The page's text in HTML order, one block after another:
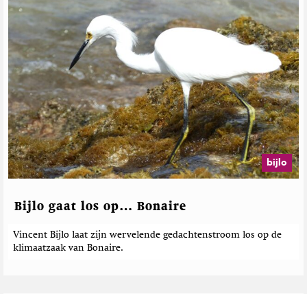
T
o
E
h
M
a
g
a
z
i
n
a
e
e
d
e
b
e
bijlo
Bijlo gaat los op… Bonaire
Vincent Bijlo laat zijn wervelende gedachtenstroom los op de
klimaatzaak van Bonaire.